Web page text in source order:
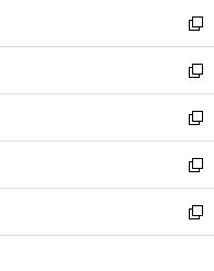
く
で
開
く
ド
ウ
で
開
く
ィ
ン
ド
ウ
で
開
く
い
ウ
ィ
ン
ド
ウ
で
開
く
新
し
い
ウ
ィ
ン
ド
ウ
で
開
新
し
い
ウ
ィ
ン
ド
ウ
新
し
い
ウ
ィ
ン
新
し
い
ウ
新
し